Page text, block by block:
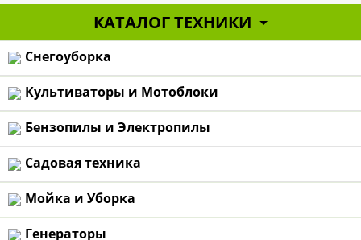
КАТАЛОГ ТЕХНИКИ
Снегоуборка
Культиваторы и Мотоблоки
Бензопилы и Электропилы
Садовая техника
Мойка и Уборка
Генераторы
По Москве и
Бесплатно